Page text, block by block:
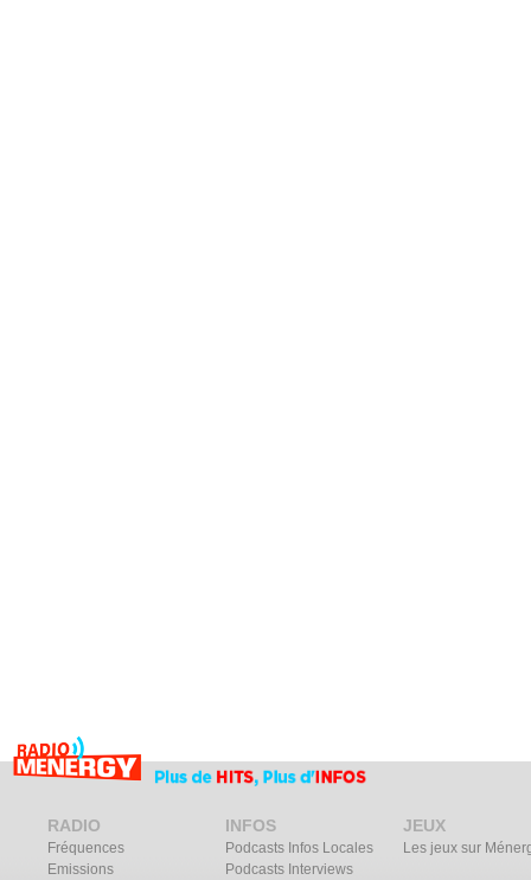
RADIO
Fréquences
Emissions
INFOS
Podcasts Infos Locales
Podcasts Interviews
JEUX
Les jeux sur